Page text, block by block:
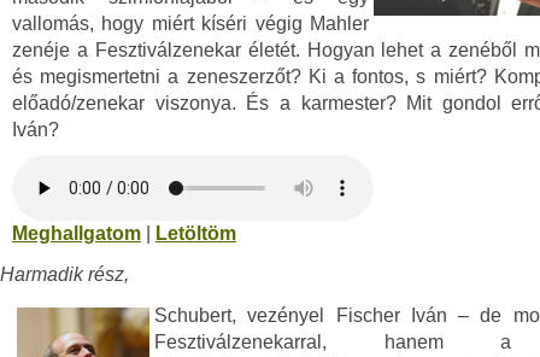
vallomás, hogy miért kíséri végig Mahler
zenéje a Fesztiválzenekar életét. Hogyan lehet a zenéből
és megismertetni a zeneszerzőt? Ki a fontos, s miért?
előadó/zenekar viszonya. És a karmester? Mit gondol
Iván?
Meghallgatom
Letöltöm
Harmadik rész,
Schubert, vezényel Fischer Iván – de
Fesztiválzenekarral, hanem